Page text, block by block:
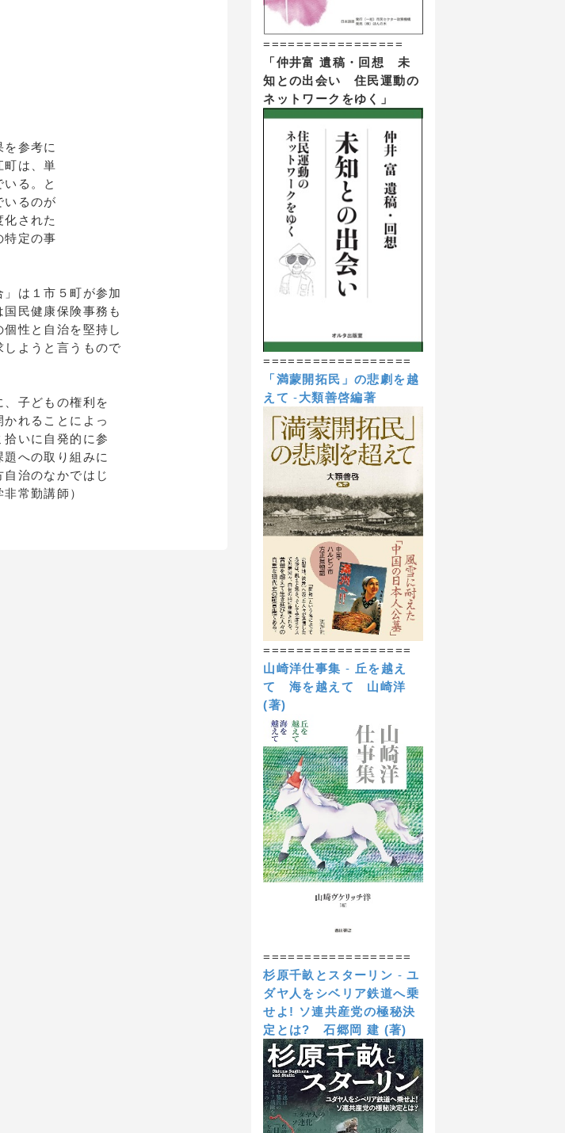
参考に
町は、単
る。と
いるのが
化された
特定の事
は１市５町が参加
民健康保険事務も
性と自治を堅持し
ようと言うもので
子どもの権利を
れることによっ
いに自発的に参
への取り組みに
治のなかではじ
常勤講師）
=================
「仲井富 遺稿・回想 未
知との出会い 住民運動の
ネットワークをゆく」
==================
「満蒙開拓民」の悲劇を越
えて -大類善啓編著
==================
山崎洋仕事集 - 丘を越え
て 海を越えて
山崎洋
(著)
==================
杉原千畝とスターリン -ユ
ダヤ人をシベリア鉄道へ乗
せよ! ソ連共産党の極秘決
定とは?
石郷岡 建 (著)